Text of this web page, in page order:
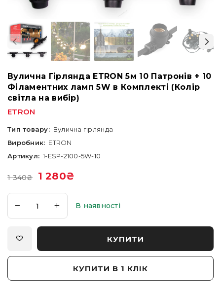
Вулична Гірлянда ETRON 5м 10 Патронів + 10
Філаментних ламп 5W в Комплекті (Колір
світла на вибір)
ETRON
Тип товару: Вулична гірлянда
Виробник: ETRON
Артикул: 1-ESP-2100-5W-10
1 340₴ 1 280₴
В наявності
КУПИТИ
КУПИТИ В 1 КЛІК